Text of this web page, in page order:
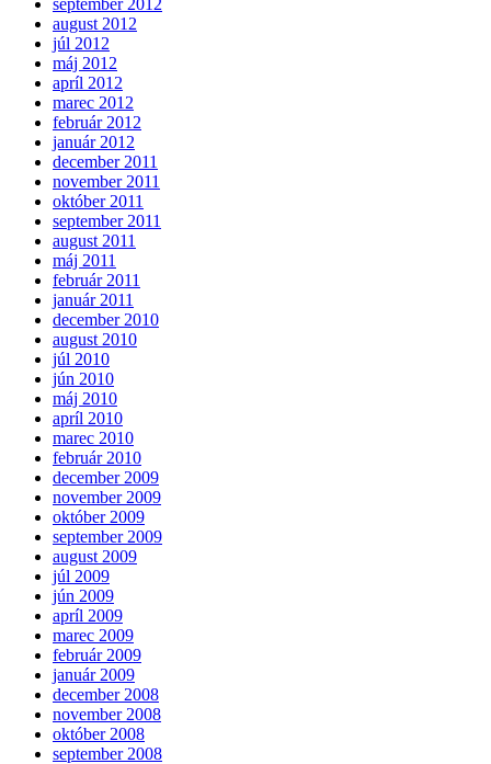
september 2012
august 2012
júl 2012
máj 2012
apríl 2012
marec 2012
február 2012
január 2012
december 2011
november 2011
október 2011
september 2011
august 2011
máj 2011
február 2011
január 2011
december 2010
august 2010
júl 2010
jún 2010
máj 2010
apríl 2010
marec 2010
február 2010
december 2009
november 2009
október 2009
september 2009
august 2009
júl 2009
jún 2009
apríl 2009
marec 2009
február 2009
január 2009
december 2008
november 2008
október 2008
september 2008